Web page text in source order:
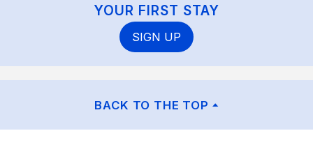
YOUR FIRST STAY
SIGN UP
BACK TO THE TOP